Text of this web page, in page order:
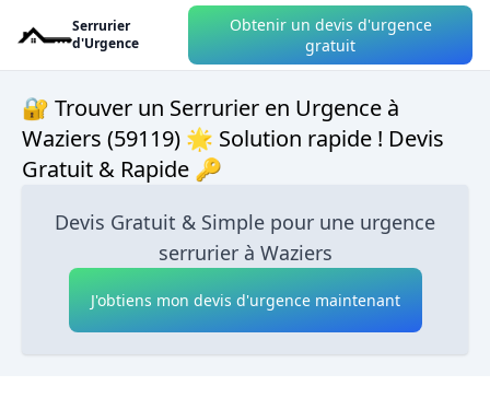
Serrurier
d'Urgence
Obtenir un devis d'urgence
gratuit
🔐 Trouver un Serrurier en Urgence à
Waziers (59119) 🌟 Solution rapide ! Devis
Gratuit & Rapide 🔑
Devis Gratuit & Simple pour une urgence
serrurier à Waziers
J'obtiens mon devis d'urgence maintenant